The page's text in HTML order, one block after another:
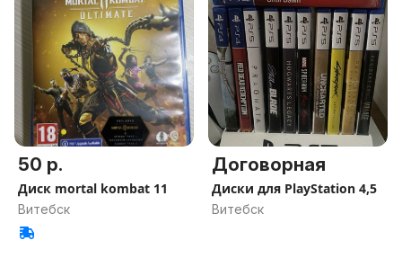
50 р.
Диск mortal kombat 11
Витебск
Договорная
Диски для PlayStation 4,5
Витебск